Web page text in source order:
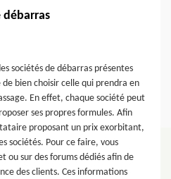
débarras
sociétés de débarras présentes
bien choisir celle qui prendra en
En effet, chaque société peut
ses propres formules. Afin
proposant un prix exorbitant,
sociétés. Pour ce faire, vous
ou sur des forums dédiés afin de
des clients. Ces informations